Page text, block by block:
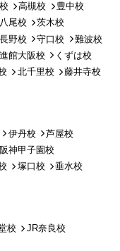
高槻校
豊中校
八尾校
茨木校
野校 守口校
難波校
館大阪校
くずは校
北千里校
藤井寺校
伊丹校
芦屋校
阪神甲子園校
塚口校
垂水校
校
JR奈良校